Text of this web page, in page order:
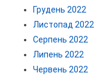
Грудень 2022
Листопад 2022
Серпень 2022
Липень 2022
Червень 2022